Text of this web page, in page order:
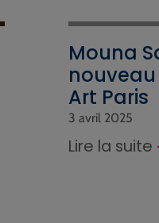
Mouna
Art Paris
3 avril 2025
Lire la suite